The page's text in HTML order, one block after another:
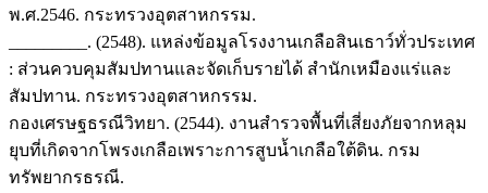
พ.ศ.2546. กระทรวงอุตสาหกรรม.
_________. (2548). แหล่งข้อมูลโรงงานเกลือสินเธาว์ทั่วประเทศ
: ส่วนควบคุมสัมปทานและจัดเก็บรายได้ สำนักเหมืองแร่และ
สัมปทาน. กระทรวงอุตสาหกรรม.
กองเศรษฐธรณีวิทยา. (2544). งานสำรวจพื้นที่เสี่ยงภัยจากหลุม
ยุบที่เกิดจากโพรงเกลือเพราะการสูบน้ำเกลือใต้ดิน. กรม
ทรัพยากรธรณี.